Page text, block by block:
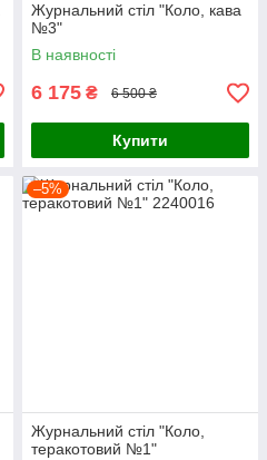
Журнальний стіл "Коло, кава
№3"
В наявності
6 175 ₴ 6 500 ₴
Купити
–5%
Журнальний стіл "Коло,
теракотовий №1"